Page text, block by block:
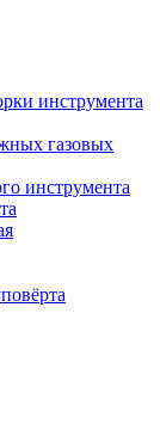
инструмента
газовых
инструмента